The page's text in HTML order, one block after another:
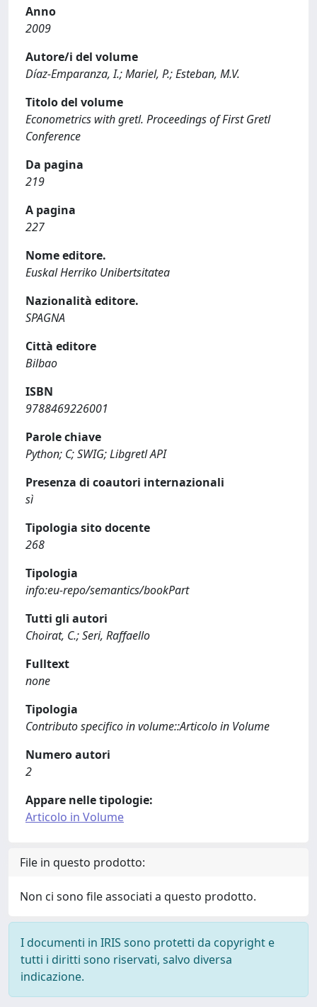
Anno
2009
Autore/i del volume
Díaz-Emparanza, I.; Mariel, P.; Esteban, M.V.
Titolo del volume
Econometrics with gretl. Proceedings of First Gretl
Conference
Da pagina
219
A pagina
227
Nome editore.
Euskal Herriko Unibertsitatea
Nazionalità editore.
SPAGNA
Città editore
Bilbao
ISBN
9788469226001
Parole chiave
Python; C; SWIG; Libgretl API
Presenza di coautori internazionali
sì
Tipologia sito docente
268
Tipologia
info:eu-repo/semantics/bookPart
Tutti gli autori
Choirat, C.; Seri, Raffaello
Fulltext
none
Tipologia
Contributo specifico in volume::Articolo in Volume
Numero autori
2
Appare nelle tipologie:
Articolo in Volume
File in questo prodotto:
Non ci sono file associati a questo prodotto.
I documenti in IRIS sono protetti da copyright e
tutti i diritti sono riservati, salvo diversa
indicazione.